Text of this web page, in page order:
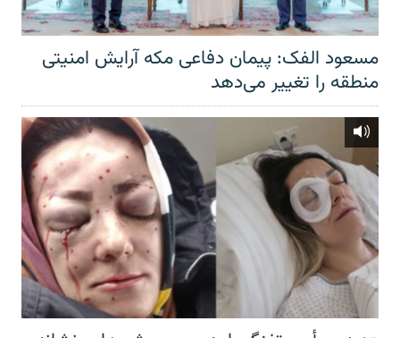
مسعود الفک: پیمان دفاعی مکه آرایش امنیتی
منطقه را تغییر می‌دهد